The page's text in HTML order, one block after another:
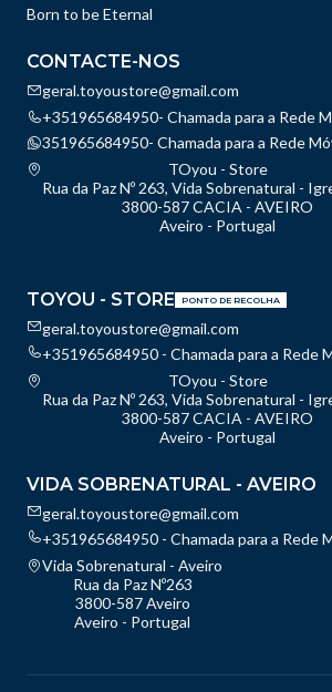
Born to be Eternal
CONTACTE-NOS
geral.toyoustore@gmail.com
+351965684950- Chamada para a Rede
351965684950- Chamada para a Rede
TOyou - Store
Rua da Paz Nº 263, Vida Sobrenatural -
3800-587 CACIA - AVEIRO
Aveiro - Portugal
TOYOU - STORE PONTO DE RECOLHA
geral.toyoustore@gmail.com
+351965684950 - Chamada para a Rede
TOyou - Store
Rua da Paz Nº 263, Vida Sobrenatural -
3800-587 CACIA - AVEIRO
Aveiro - Portugal
VIDA SOBRENATURAL - AVEIRO
geral.toyoustore@gmail.com
+351965684950 - Chamada para a Rede
Vida Sobrenatural - Aveiro
Rua da Paz Nº263
3800-587 Aveiro
Aveiro - Portugal